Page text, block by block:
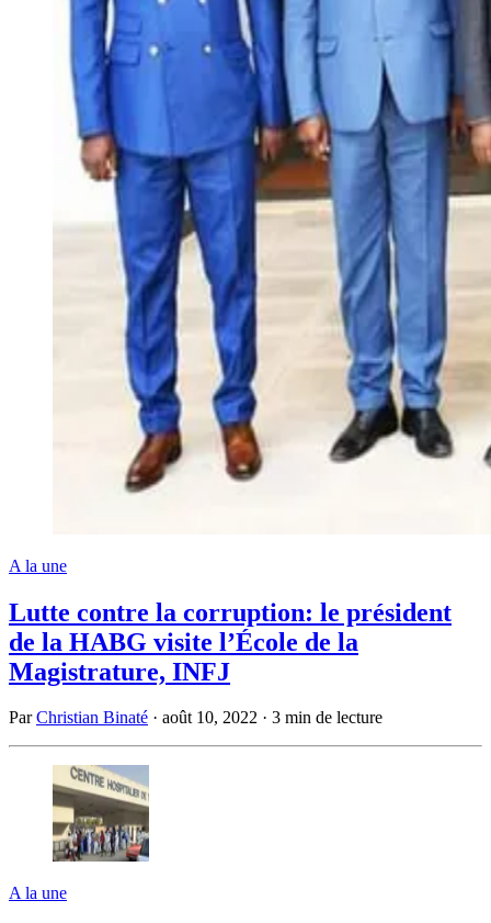
A la une
Lutte contre la corruption: le président
de la HABG visite l’École de la
Magistrature, INFJ
ParChristian Binaté · août 10, 2022 · 3 min de lecture
A la une